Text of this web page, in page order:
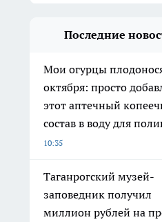
Последние
Мои огурцы
октября: просто
этот аптечный
состав в воду для
10:35
Таганрогский музей-
заповедник получил
миллион рублей на